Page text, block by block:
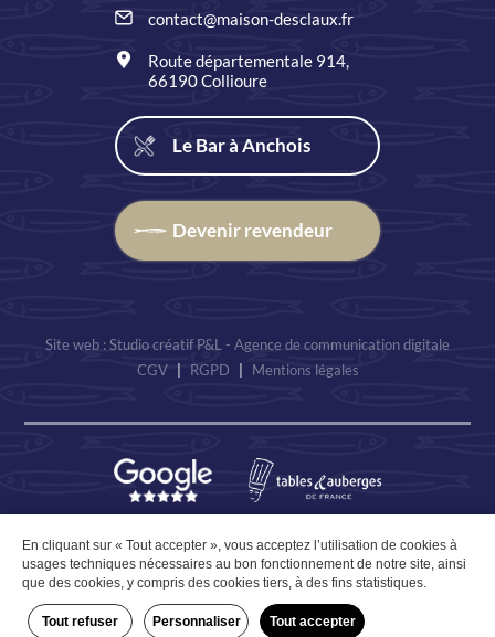
17.6€ TTC
- + Ajouter au panier
contact@maison-desclaux.fr
Route départementale 914,
66190 Collioure
Le Bar à Anchois
Devenir revendeur
Site web : Studio créatif P&L - Agence de communication digitale
CGV
RGPD Mentions légales
En cliquant sur « Tout accepter », vous acceptez l’utilisation de cookies à
usages techniques nécessaires au bon fonctionnement de notre site, ainsi
que des cookies, y compris des cookies tiers, à des fins statistiques.
Tout refuser Personnaliser Tout accepter